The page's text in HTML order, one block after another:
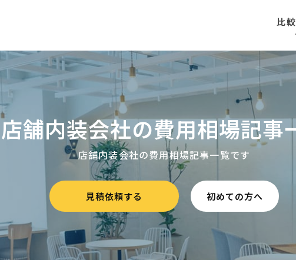
比
店舗内装会社の費用相場記事
店舗内装会社の費用相場記事一覧です
見積依頼する 初めての方へ